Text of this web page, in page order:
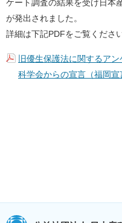
ケート調査の結果を受け日本
が発出されました。
詳細は下記PDFをご覧ください
旧優生保護法に関するア
科学会からの宣言（福岡宣